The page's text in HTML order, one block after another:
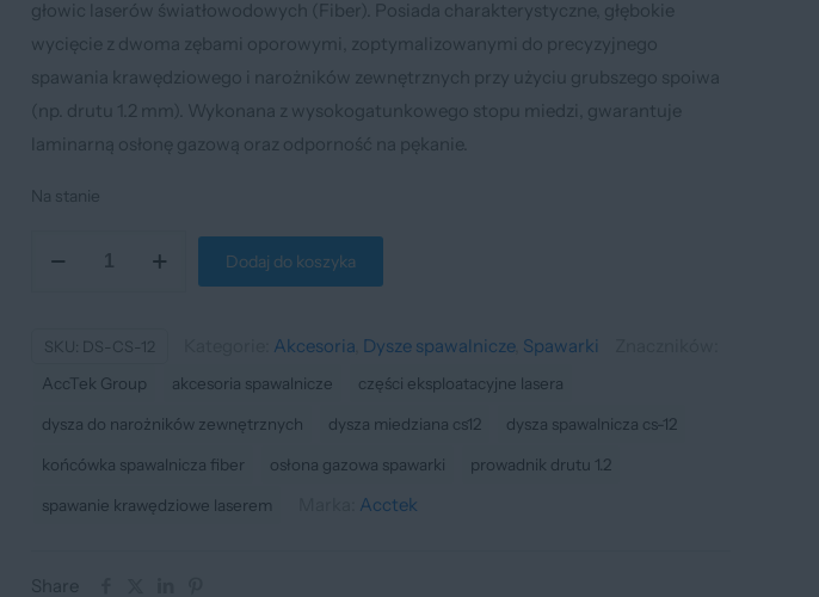
głowic laserów światłowodowych (Fiber). Posiada charakterystyczne, głębokie
wycięcie z dwoma zębami oporowymi, zoptymalizowanymi do precyzyjnego
spawania krawędziowego i narożników zewnętrznych przy użyciu grubszego spoiwa
(np. drutu 1.2 mm). Wykonana z wysokogatunkowego stopu miedzi, gwarantuje
laminarną osłonę gazową oraz odporność na pękanie.
Na stanie
typu
CS-
laserowej
Dodaj do koszyka
SKU: DS-CS-12 Akcesoria Dysze spawalnicze, Spawarki
AccTek Group akcesoria spawalnicze części eksploatacyjne lasera
dysza do narożników zewnętrznych dysza miedziana cs12 dysza spawalnicza cs-12
końcówka spawalnicza fiber osłona gazowa spawarki prowadnik drutu 1.2
spawanie krawędziowe laserem Acctek
Share